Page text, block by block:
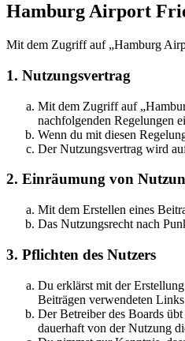
Hamburg Airport
Mit dem Zugriff auf „Hamburg
1. Nutzungsvertrag
Mit dem Zugriff auf
nachfolgenden Regelungen
Wenn du mit diesen
Der Nutzungsvertrag wird
2. Einräumung von
Mit dem Erstellen eines
Das Nutzungsrecht nach
3. Pflichten des Nutzers
Du erklärst mit der
Beiträgen verwendeten
Der Betreiber des Boards
dauerhaft von der Nutzung